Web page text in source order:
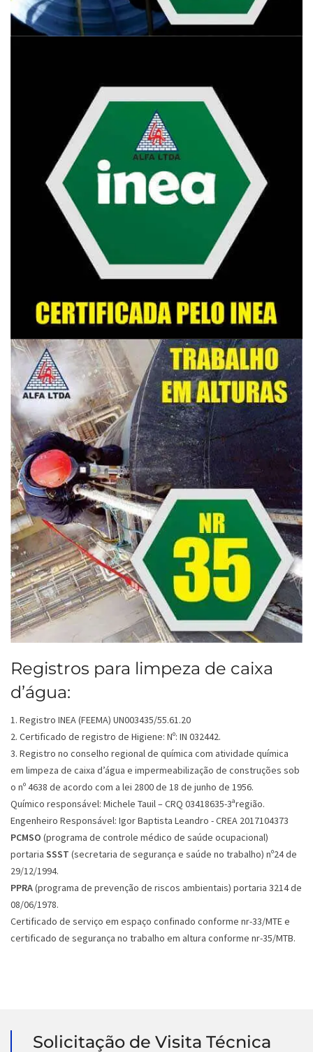
Registros para limpeza de caixa
d’água:
1. Registro INEA (FEEMA) UN003435/55.61.20
2. Certificado de registro de Higiene: Nº: IN 032442.
3. Registro no conselho regional de química com atividade química
em limpeza de caixa d’água e impermeabilização de construções sob
o nº 4638 de acordo com a lei 2800 de 18 de junho de 1956.
Químico responsável: Michele Tauil – CRQ 03418635-3ªregião.
Engenheiro Responsável: Igor Baptista Leandro - CREA 2017104373
PCMSO (programa de controle médico de saúde ocupacional)
portaria SSST (secretaria de segurança e saúde no trabalho) nº24 de
29/12/1994.
PPRA(programa de prevenção de riscos ambientais) portaria 3214 de
08/06/1978.
Certificado de serviço em espaço confinado conforme nr-33/MTE e
certificado de segurança no trabalho em altura conforme nr-35/MTB.
Solicitação de Visita Técnica